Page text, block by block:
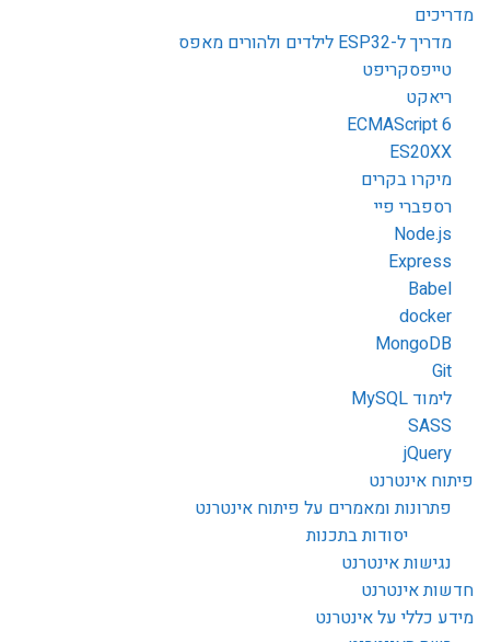
מדריכים
מדריך ל-ESP32 לילדים ולהורים מאפס
טייפסקריפט
ריאקט
ECMAScript 6
ES20XX
מיקרו בקרים
רספברי פיי
Node.js
Express
Babel
docker
MongoDB
Git
לימוד MySQL
SASS
jQuery
פיתוח אינטרנט
פתרונות ומאמרים על פיתוח אינטרנט
יסודות בתכנות
נגישות אינטרנט
חדשות אינטרנט
מידע כללי על אינטרנט